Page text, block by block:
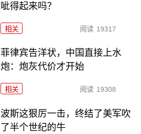
呲得起来吗？
相关 阅读 19317
菲律宾告洋状，中国直接上水
炮：炮灰代价才开始
相关 阅读 19308
波斯这狠厉一击，终结了美军吹
了半个世纪的牛